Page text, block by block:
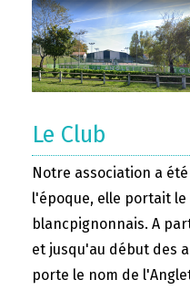
Le Club
Notre association a
l'époque, elle portait
blancpignonnais. A
et jusqu'au début des
porte le nom de